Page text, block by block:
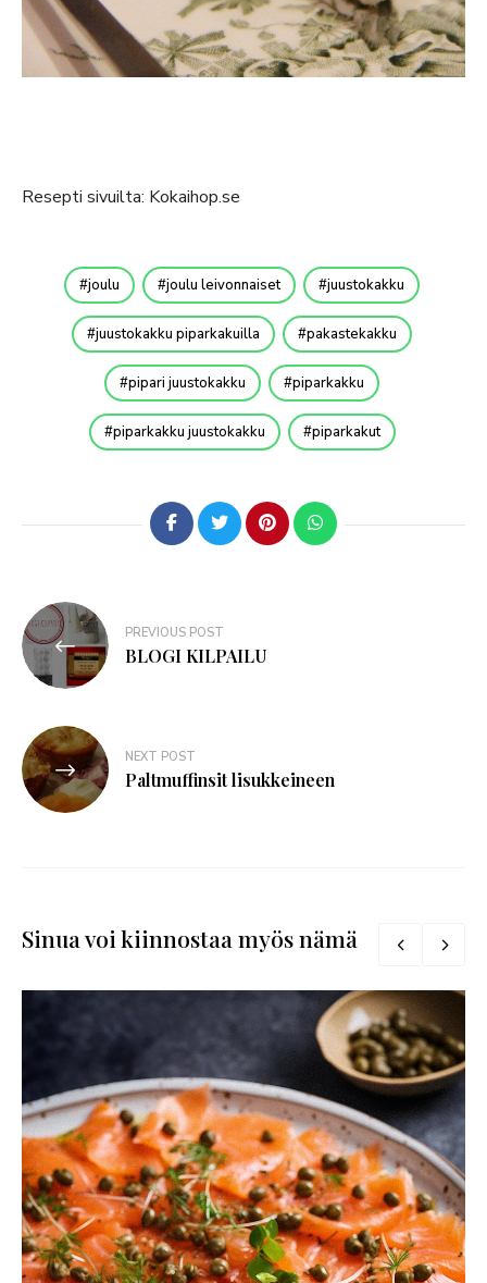
Resepti sivuilta: Kokaihop.se
joulu joulu leivonnaiset juustokakku
juustokakku piparkakuilla pakastekakku
pipari juustokakku piparkakku
piparkakku juustokakku piparkakut
PREVIOUS POST
BLOGI KILPAILU
NEXT POST
Paltmuffinsit lisukkeineen
Sinua voi kiinnostaa myös nämä